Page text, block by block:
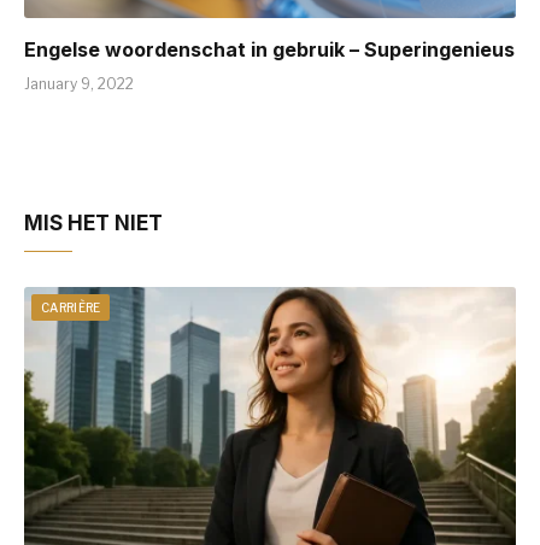
Engelse woordenschat in gebruik – Superingenieus
January 9, 2022
MIS HET NIET
CARRIÈRE